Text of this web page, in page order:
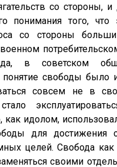
со стороны,
понимания того, что
со стороны
в советском
свободы было
совсем не в
идолом,
для достижения
целей. Свобода как
своими